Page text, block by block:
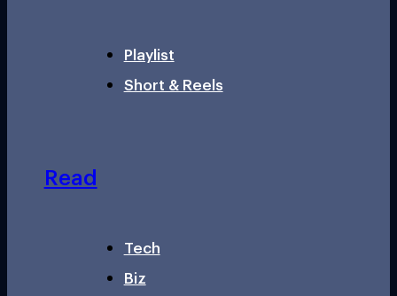
Playlist
Short & Reels
Read
Tech
Biz